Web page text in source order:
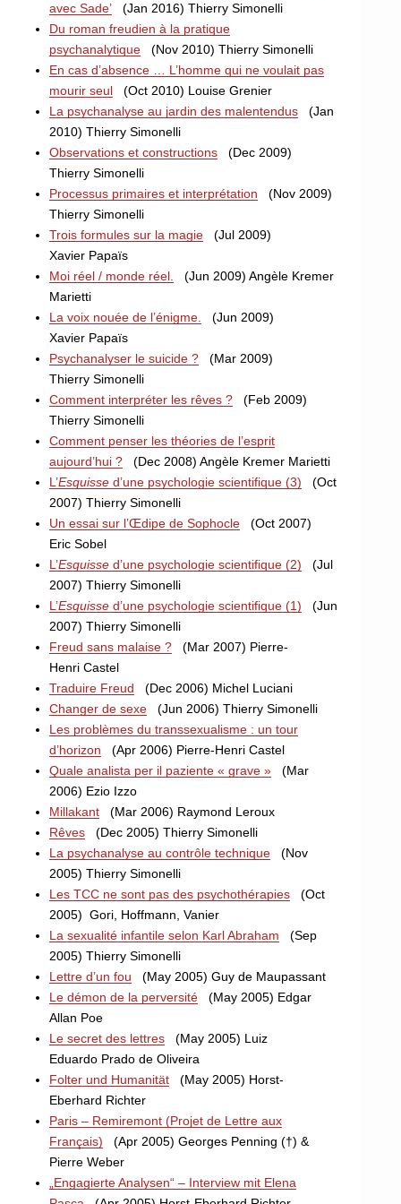
avec Sade’ (Jan 2016) Thierry Simonelli
Du roman freudien à la pratique
psychanalytique (Nov 2010) Thierry Simonelli
En cas d’absence … L’homme qui ne voulait pas
mourir seul (Oct 2010) Louise Grenier
La psychanalyse au jardin des malentendus (Jan
2010) Thierry Simonelli
Observations et constructions (Dec 2009)
Thierry Simonelli
Processus primaires et interprétation (Nov 2009)
Thierry Simonelli
Trois formules sur la magie (Jul 2009)
Xavier Papaïs
Moi réel / monde réel.
(Jun 2009) Angèle Kremer
Marietti
La voix nouée de l’énigme.
(Jun 2009)
Xavier Papaïs
Psychanalyser le suicide ? (Mar 2009)
Thierry Simonelli
Comment interpréter les rêves ? (Feb 2009)
Thierry Simonelli
Comment penser les théories de l’esprit
aujourd’hui ? (Dec 2008) Angèle Kremer Marietti
L’Esquisse d’une psychologie scientifique (3) (Oct
2007) Thierry Simonelli
Un essai sur l’Œdipe de Sophocle (Oct 2007)
Eric Sobel
L’Esquisse d’une psychologie scientifique (2) (Jul
2007) Thierry Simonelli
L’Esquisse d’une psychologie scientifique (1) (Jun
2007) Thierry Simonelli
Freud sans malaise ? (Mar 2007) Pierre-
Henri Castel
Traduire Freud (Dec 2006) Michel Luciani
Changer de sexe (Jun 2006) Thierry Simonelli
Les problèmes du transsexualisme : un tour
d’horizon (Apr 2006) Pierre-Henri Castel
Quale analista per il paziente « grave » (Mar
2006) Ezio Izzo
Millakant (Mar 2006) Raymond Leroux
Rêves (Dec 2005) Thierry Simonelli
La psychanalyse au contrôle technique (Nov
2005) Thierry Simonelli
Les TCC ne sont pas des psychothérapies (Oct
2005) Gori, Hoffmann, Vanier
La sexualité infantile selon Karl Abraham (Sep
2005) Thierry Simonelli
Lettre d’un fou (May 2005) Guy de Maupassant
Le démon de la perversité (May 2005) Edgar
Allan Poe
Le secret des lettres (May 2005) Luiz
Eduardo Prado de Oliveira
Folter und Humanität (May 2005) Horst-
Eberhard Richter
Paris – Remiremont (Projet de Lettre aux
Français) (Apr 2005) Georges Penning (†) &
Pierre Weber
„Engagierte Analysen“ – Interview mit Elena